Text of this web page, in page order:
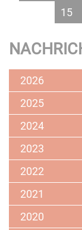
–
15
2026
2025
2024
2023
2022
2021
2020